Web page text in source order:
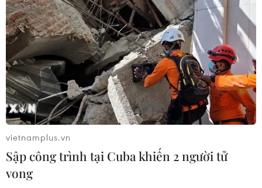
Brazil thắt chặt an ninh toàn quốc trước
thềm tổng tuyển cử
05/10/2018 07:14
Bộ An toàn Công cộng Brazil đã mở một chiến dịch an
vietnamplus.vn
Sập công trình tại Cuba khiến 2 người tử
vong